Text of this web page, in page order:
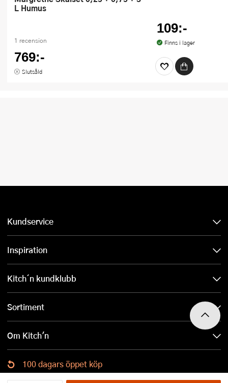
L Humus
1 recension
769:-
Slutsåld
109:-
Finns i lager
Kundservice
Inspiration
Kitch´n kundklubb
Sortiment
Om Kitch'n
100 dagars öppet köp
Ladda ned Kitch´n-appen